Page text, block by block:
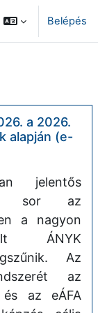
Belépés
a 2026.
alapján (e-
jelentős
sor az
a nagyon
ÁNYK
Az
az
az eÁFA